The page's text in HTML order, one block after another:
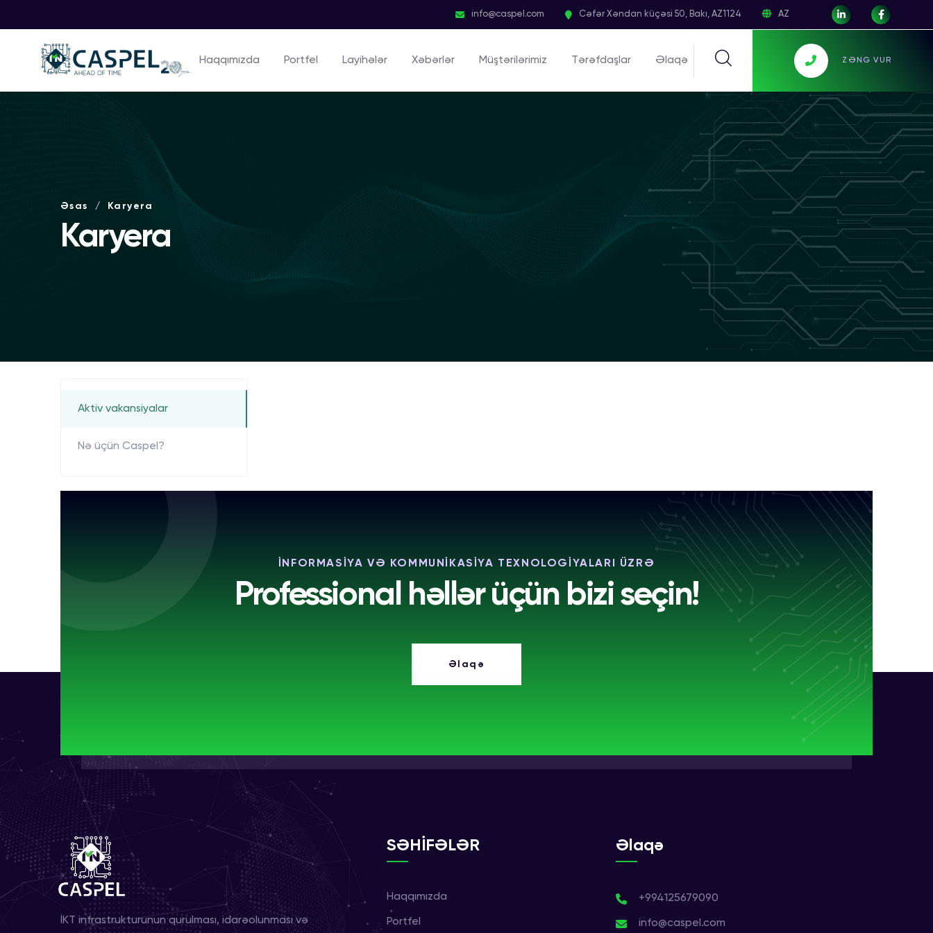
info@caspel.com Cəfər Xəndan küçəsi 50, Bakı, AZ1124 AZ
Haqqımızda Portfel Layihələr Xəbərlər Müştərilərimiz Tərəfdaşlar Əlaqə ZƏNG VUR
Əsas Karyera
Karyera
Aktiv vakansiyalar
Nə üçün Caspel?
İNFORMASİYA VƏ KOMMUNİKASİYA TEXNOLOGİYALARI ÜZRƏ
Professional həllər üçün bizi seçin!
Əlaqə
İKT infrastrukturunun qurulması, idarəolunması və
SƏHİFƏLƏR
Haqqımızda
Portfel
Əlaqə
+994125679090
info@caspel.com